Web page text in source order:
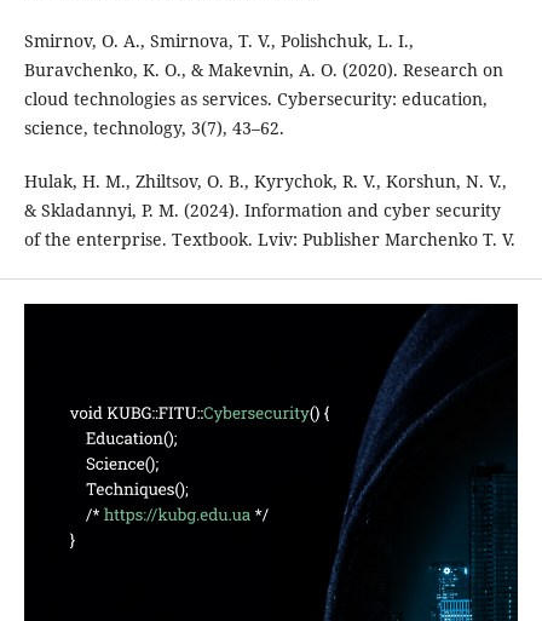
Smirnov, O. A., Smirnova, T. V., Polishchuk, L. I.,
Buravchenko, K. O., & Makevnin, A. O. (2020). Research on
cloud technologies as services. Cybersecurity: education,
science, technology, 3(7), 43–62.
Hulak, H. M., Zhiltsov, O. B., Kyrychok, R. V., Korshun, N. V.,
& Skladannyi, P. M. (2024). Information and cyber security
of the enterprise. Textbook. Lviv: Publisher Marchenko T. V.